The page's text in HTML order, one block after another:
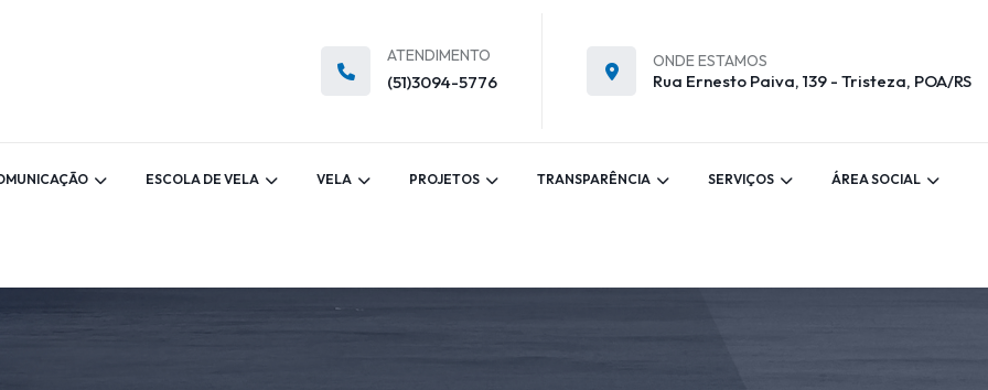
ATENDIMENTO
(51)3094-5776
ONDE ESTAMOS
Rua Ernesto Paiva, 139 - Tristeza, POA/RS
ESCOLA DE VELA VELA PROJETOS TRANSPARÊNCIA SERVIÇOS ÁREA SOCIAL